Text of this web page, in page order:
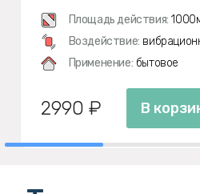
Площадь действия:
Воздействие:
Применение: бытовое
2990 ₽ В